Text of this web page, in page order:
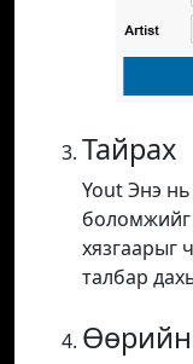
Тайрах
Yout Энэ
боломжийг
хязгаарыг
талбар
Өөрийн